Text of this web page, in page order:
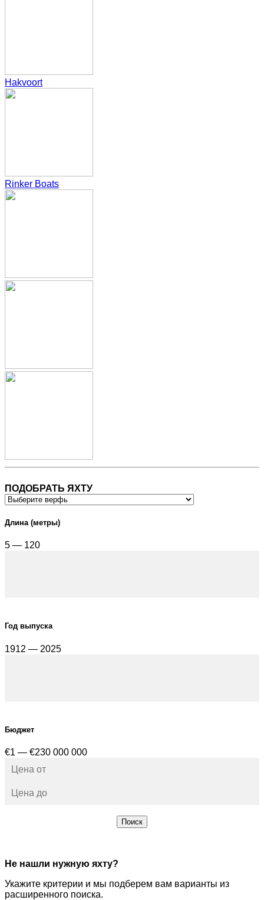
Hakvoort
Rinker Boats
ПОДОБРАТЬ ЯХТУ
Длина (метры)
5 — 120
Год выпуска
1912 — 2025
Бюджет
€1 — €230 000 000
Поиск
Не нашли нужную яхту?
Укажите критерии и мы подберем вам варианты из
расширенного поиска.